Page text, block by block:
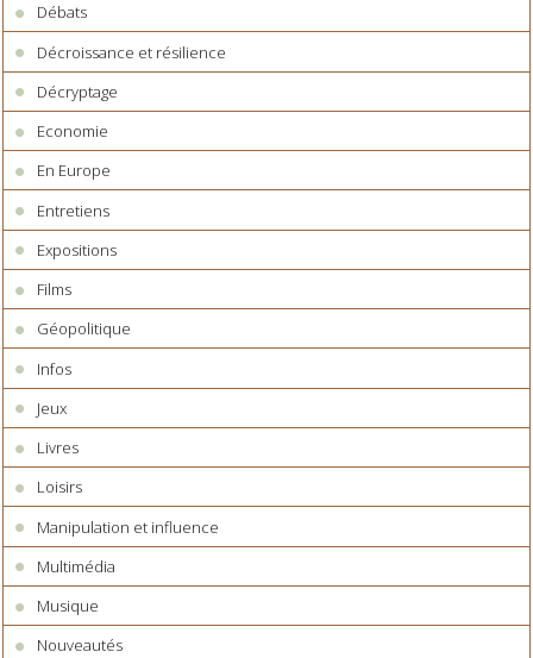
Débats
Décroissance et résilience
Décryptage
Economie
En Europe
Entretiens
Expositions
Films
Géopolitique
Infos
Jeux
Livres
Loisirs
Manipulation et influence
Multimédia
Musique
Nouveautés